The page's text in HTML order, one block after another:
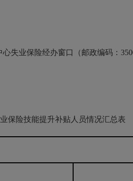
业保险经办窗口（邮政编码：
险技能提升补贴人员情况汇总表